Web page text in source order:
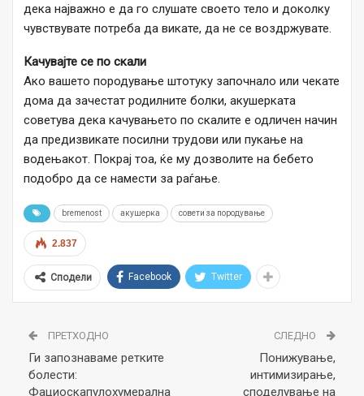
дека најважно е да го слушате своето тело и доколку
чувствувате потреба да викате, да не се воздржувате.
Качувајте се по скали
Ако вашето породување штотуку започнало или чекате
дома да зачестат родилните болки, акушерката
советува дека качувањето по скалите е одличен начин
да предизвикате посилни трудови или пукање на
водењакот. Покрај тоа, ќе му дозволите на бебето
подобро да се намести за раѓање.
bremenost акушерка совети за породување
2.837
Сподели Facebook Twitter
ПРЕТХОДНО
Ги запознаваме ретките
болести:
Фациоскапулохумерална
СЛЕДНО
Понижување,
интимизирање,
споделување на